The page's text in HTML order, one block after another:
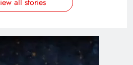
all stories